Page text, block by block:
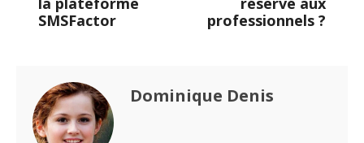
SMSFactor
professionnels ?
Dominique Denis